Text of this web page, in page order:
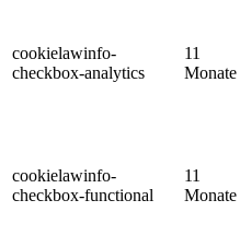
cookielawinfo-
checkbox-analytics
11
Monate
cookielawinfo-
checkbox-functional
11
Monate